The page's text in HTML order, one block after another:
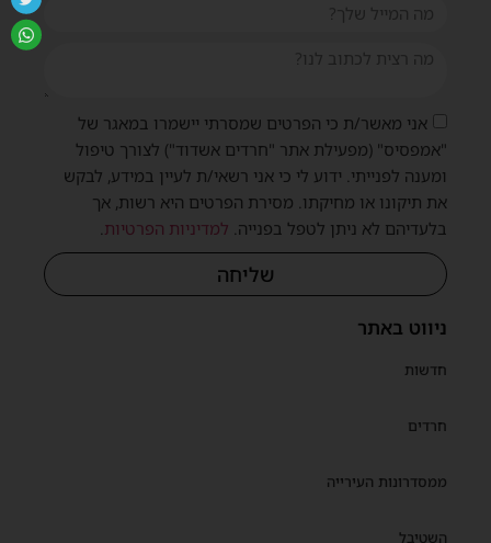
ניווט באתר
חדשות
חרדים
ממסדרונות העירייה
השטיבל
אני מאשר/ת כי הפרטים שמסרתי יישמרו במאגר של
"אמפסיס" (מפעילת אתר "חרדים אשדוד") לצורך טיפול
ומענה לפנייתי. ידוע לי כי אני רשאי/ת לעיין במידע, לבקש
את תיקונו או מחיקתו. מסירת הפרטים היא רשות, אך
בלעדיהם לא ניתן לטפל בפנייה. למדיניות הפרטיות.
שליחה